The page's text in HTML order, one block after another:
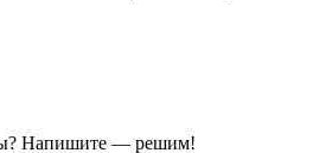
Напишите — решим!